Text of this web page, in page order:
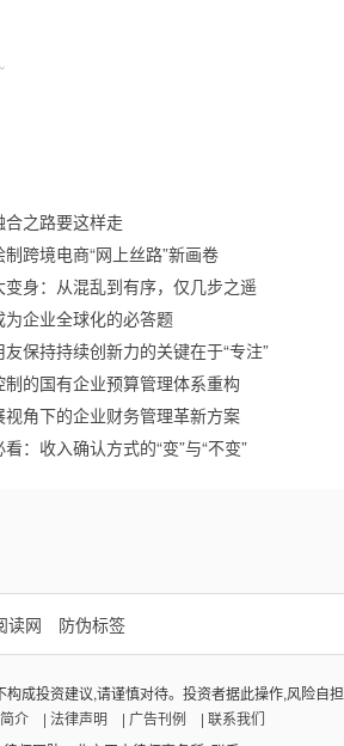
之路要这样走
跨境电商“网上丝路”新画卷
变身：从混乱到有序，仅几步之遥
为企业全球化的必答题
保持持续创新力的关键在于“专注”
的国有企业预算管理体系重构
视角下的企业财务管理革新方案
：收入确认方式的“变”与“不变”
读网 防伪标签
构成投资建议,请谨慎对待。投资者据此操作,风险自担
介 | 法律声明 | 广告刊例 | 联系我们